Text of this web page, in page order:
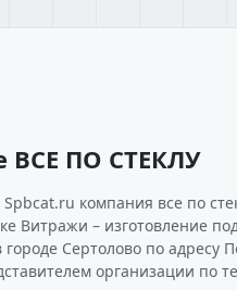
ВСЕ ПО СТЕКЛУ
компания все по
Витражи – изготовление
Сертолово по адресу
организации по